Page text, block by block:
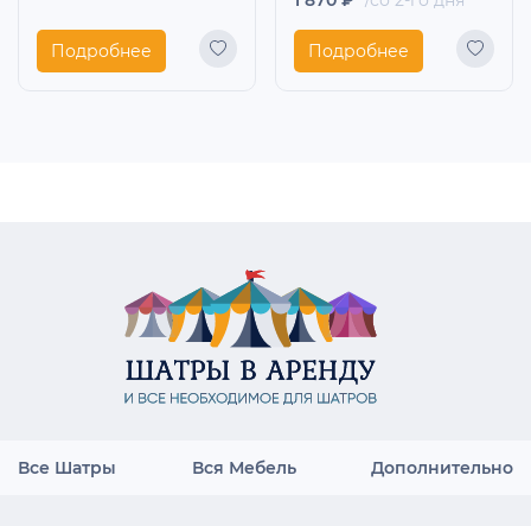
Подробнее Подробнее
Все Шатры Вся Мебель Дополнительно